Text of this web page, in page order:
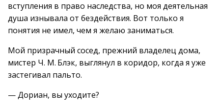
вступления в право наследства, но моя деятельная
душа изнывала от бездействия. Вот только я
понятия не имел, чем я желаю заниматься.
Мой призрачный сосед, прежний владелец дома,
мистер Ч. М. Блэк, выглянул в коридор, когда я уже
застегивал пальто.
— Дориан, вы уходите?